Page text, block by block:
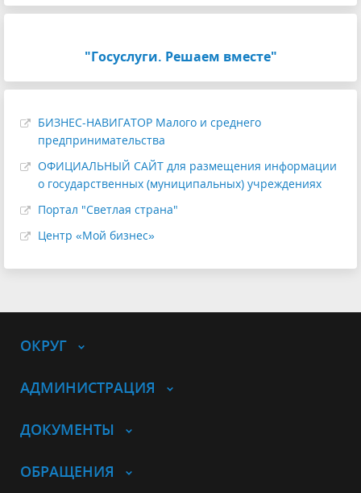
"Госуслуги. Решаем вместе"
БИЗНЕС-НАВИГАТОР Малого и среднего
предпринимательства
ОФИЦИАЛЬНЫЙ САЙТ для размещения информации
о государственных (муниципальных) учреждениях
Портал "Светлая страна"
Центр «Мой бизнес»
ОКРУГ
АДМИНИСТРАЦИЯ
ДОКУМЕНТЫ
ОБРАЩЕНИЯ